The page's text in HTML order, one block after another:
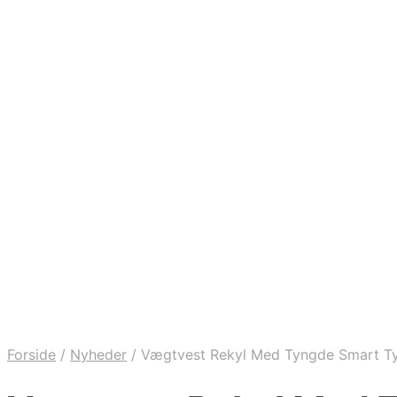
Forside / Nyheder / Vægtvest Rekyl Med Tyngde Smart